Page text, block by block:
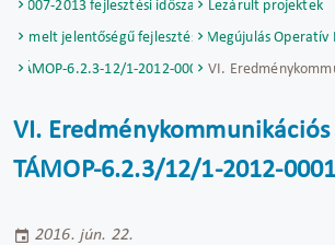
2007-2013 fejlesztési időszak Lezárult projektek
Kiemelt jelentőségű fejlesztésekTársadalmi Megújulás Operatív
TÁMOP-6.2.3-12/1-2012-0001
VI.
TÁMOP-6.2.3/12/1-2012-0001
2016. jún. 22.